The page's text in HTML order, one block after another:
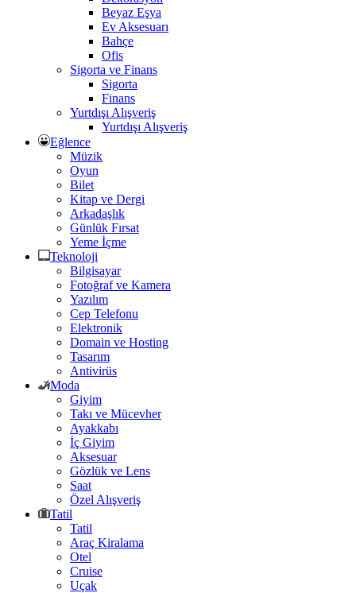
Beyaz Eşya
Ev Aksesuarı
Bahçe
Ofis
Sigorta ve Finans
Sigorta
Finans
Yurtdışı Alışveriş
Yurtdışı Alışveriş
Eğlence
Müzik
Oyun
Bilet
Kitap ve Dergi
Arkadaşlık
Günlük Fırsat
Yeme İçme
Teknoloji
Bilgisayar
Fotoğraf ve Kamera
Yazılım
Cep Telefonu
Elektronik
Domain ve Hosting
Tasarım
Antivirüs
Moda
Giyim
Takı ve Mücevher
Ayakkabı
İç Giyim
Aksesuar
Gözlük ve Lens
Saat
Özel Alışveriş
Tatil
Tatil
Araç Kiralama
Otel
Cruise
Uçak